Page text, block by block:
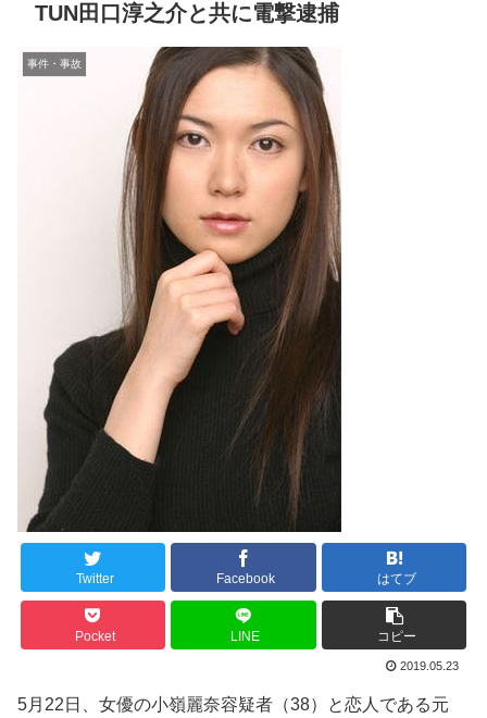
TUN田口淳之介と共に電撃逮捕
事件・事故
Twitter Facebook はてブ
Pocket LINE コピー
2019.05.23
5月22日、女優の小嶺麗奈容疑者（38）と恋人である元